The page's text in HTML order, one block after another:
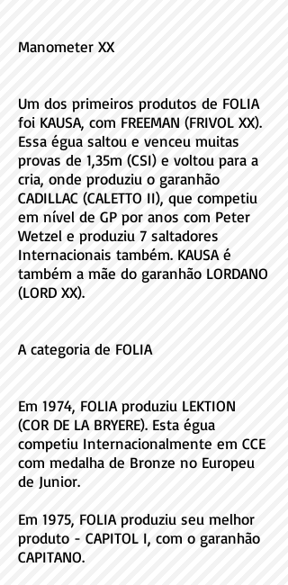
Manometer XX
Um dos primeiros produtos de FOLIA
foi KAUSA, com FREEMAN (FRIVOL XX).
Essa égua saltou e venceu muitas
provas de 1,35m (CSI) e voltou para a
cria, onde produziu o garanhão
CADILLAC (CALETTO II), que competiu
em nível de GP por anos com Peter
Wetzel e produziu 7 saltadores
Internacionais também. KAUSA é
também a mãe do garanhão LORDANO
(LORD XX).
A categoria de FOLIA
Em 1974, FOLIA produziu LEKTION
(COR DE LA BRYERE). Esta égua
competiu Internacionalmente em CCE
com medalha de Bronze no Europeu
de Junior.
Em 1975, FOLIA produziu seu melhor
produto - CAPITOL I, com o garanhão
CAPITANO.